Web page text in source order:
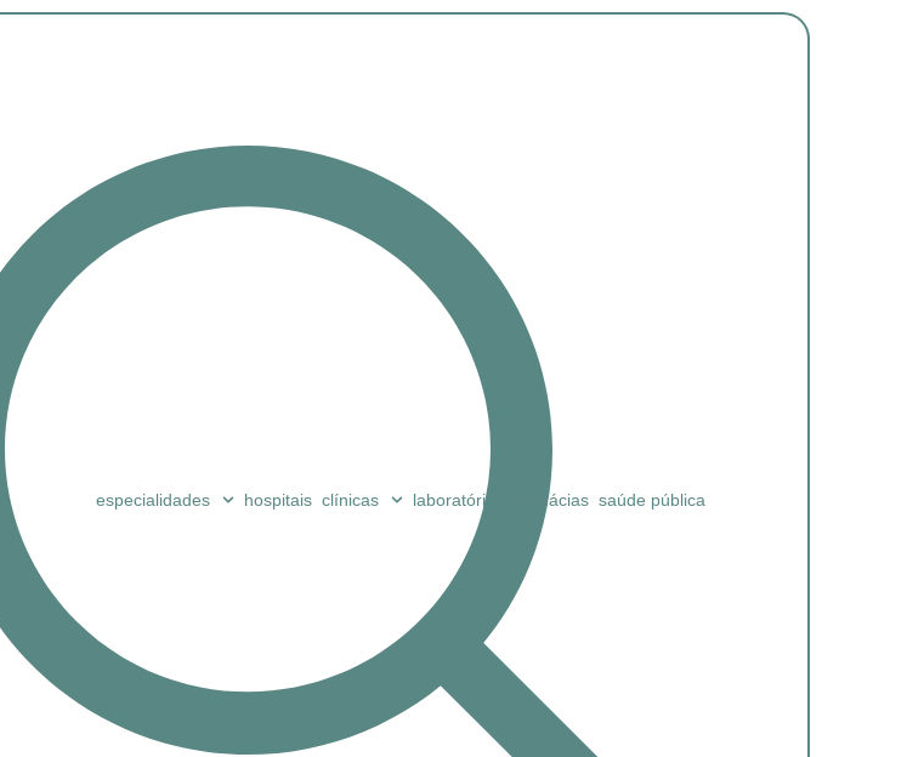
especialidades hospitais clínicas laboratórios farmácias saúde pública